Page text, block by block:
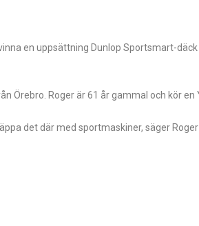
en uppsättning Dunlop Sportsmart-
Örebro. Roger är 61 år gammal och kör en
det där med sportmaskiner, säger